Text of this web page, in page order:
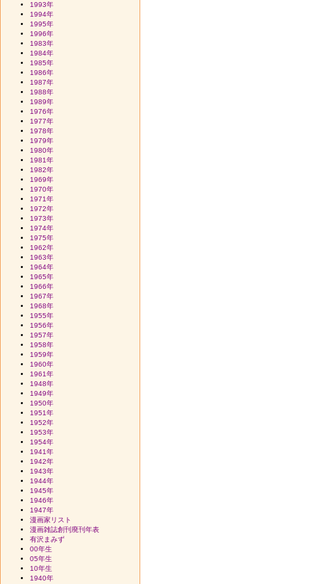
1993年
1994年
1995年
1996年
1983年
1984年
1985年
1986年
1987年
1988年
1989年
1976年
1977年
1978年
1979年
1980年
1981年
1982年
1969年
1970年
1971年
1972年
1973年
1974年
1975年
1962年
1963年
1964年
1965年
1966年
1967年
1968年
1955年
1956年
1957年
1958年
1959年
1960年
1961年
1948年
1949年
1950年
1951年
1952年
1953年
1954年
1941年
1942年
1943年
1944年
1945年
1946年
1947年
漫画家リスト
漫画雑誌創刊廃刊年表
有沢まみず
00年生
05年生
10年生
1940年